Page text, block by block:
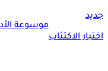
جديد
اختبار الاكتئاب
موسوعة